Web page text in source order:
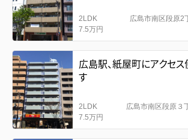
2LDK
7.5万円
広島市南区段原2
広島駅、紙屋町にアクセ
す
2LDK
7.5万円
広島市南区段原３